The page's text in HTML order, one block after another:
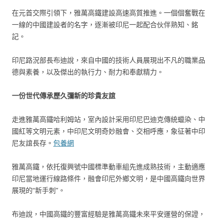
在元首交際引領下，雅萬高鐵建設高速高質推進。一個個奮戰在
一線的中國建設者的名字，逐漸被印尼一起配合伙伴熟知、銘
記。
印尼路況部長布迪說，來自中國的技術人員展現出不凡的職業品
德與素養，以及傑出的執行力、耐力和奉獻精力。
一份世代傳承歷久彌新的珍貴友誼
走進雅萬高鐵哈利姆站，室內設計采用印尼巴迪克傳統蠟染、中
國紅等文明元素，中印尼文明奇妙融會、交相呼應，象征著中印
尼友誼長存。 包養網
雅萬高鐵，依托復興號中國標準動車組先進成熟技術，主動適應
印尼當地運行線路條件，融會印尼外鄉文明，是中國高鐵向世界
展現的“新手刺”。
布迪說，中國高鐵的豐富經驗是雅萬高鐵未來平安運營的保證，